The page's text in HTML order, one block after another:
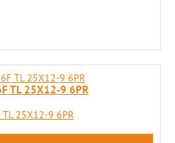
TL 25X12-9 6PR
TL 25X12-9 6PR